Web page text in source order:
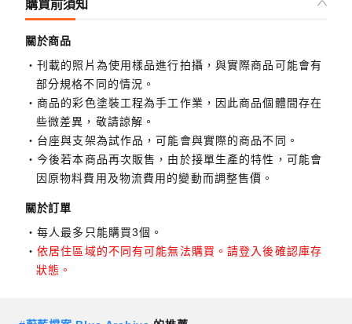
購買前須知
關於商品
刊載的照片為使用樣品進行拍攝，與實際商品可能會有
部分規格不同的情況。
商品的彩色塗裝工程為手工作業，因此商品個體間存在
些微差異，敬請諒解。
台座與支架為試作品，可能會與實際的商品不同。
今後若本商品再次販售，由於接單生產的特性，可能會
因原物料費用及物流費用的變動而調整售價。
關於訂單
每人最多只能購買3個。
依居住區域的不同有可能無法購買。請登入後確認庫存
狀態。